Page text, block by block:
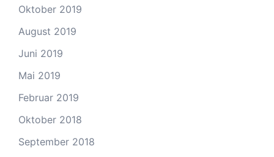
Oktober 2019
August 2019
Juni 2019
Mai 2019
Februar 2019
Oktober 2018
September 2018